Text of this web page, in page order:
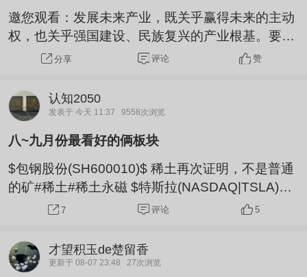
试与技术合作，已交付小批量产品。 罗生集团：合作开
拓减速器出海渠道。
从“热起来”
邀您观看：发展未来产业，既关乎赢得未来的主动
权，也关乎强国建设、民族复兴的产业根基。要推
动未来产业从“热起来”转向“强起来”。#突破瓶颈发
分享 评论 赞
认知2050
发表于 今天 11:37 9558次浏览
八~九月份最看好的俩板块
$包钢股份(SH600010)$ 稀土再次证明，不是普通
的矿#稀土#稀土永磁 $特斯拉(NASDAQ|TSLA)
$$人形机器人(BK1184)$#稀土缺口或持续扩大，
#
7 评论 5
才望积玉de楚留香
更新于 08-07 23:48 27次浏览